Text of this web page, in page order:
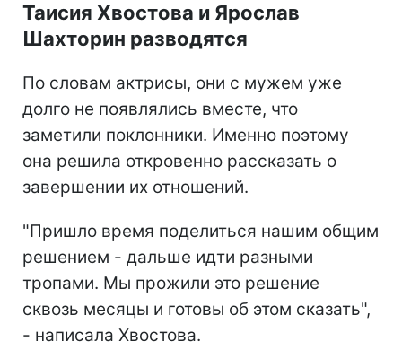
Таисия Хвостова и Ярослав
Шахторин разводятся
По словам актрисы, они с мужем уже
долго не появлялись вместе, что
заметили поклонники. Именно поэтому
она решила откровенно рассказать о
завершении их отношений.
"Пришло время поделиться нашим общим
решением - дальше идти разными
тропами. Мы прожили это решение
сквозь месяцы и готовы об этом сказать",
- написала Хвостова.